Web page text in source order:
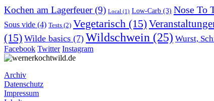
Kochen am Lagerfeuer(9) Local (1) Low-Carb (3) Nose To
Sous vide (4) Tests (2) Vegetarisch (15)
(15) Wilde basics (7) Wildschwein (25) Wurst,
Facebook Twitter Instagram
Archiv
Datenschutz
Impressum